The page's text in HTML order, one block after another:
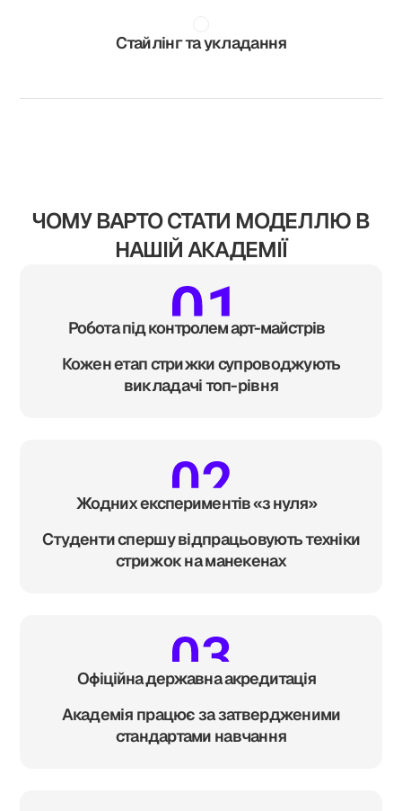
Стайлінг та укладання
ЧОМУ ВАРТО СТАТИ МОДЕЛЛЮ В
НАШІЙ АКАДЕМІЇ
Робота під контролем арт-майстрів
Кожен етап стрижки супроводжують
викладачі топ-рівня
Жодних експериментів «з нуля»
Студенти спершу відпрацьовують техніки
стрижок на манекенах
Офіційна державна акредитація
Академія працює за затвердженими
стандартами навчання